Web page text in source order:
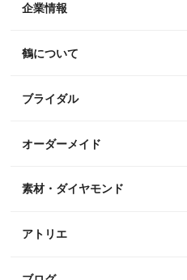
企業情報
鶴について
ブライダル
オーダーメイド
素材・ダイヤモンド
アトリエ